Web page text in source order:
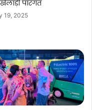
पारंगत
19, 2025